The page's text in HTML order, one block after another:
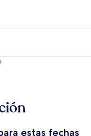
estas fechas